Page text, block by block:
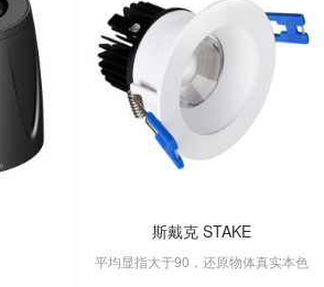
斯戴克 STAKE
平均显指大于90，还原物体真实本色